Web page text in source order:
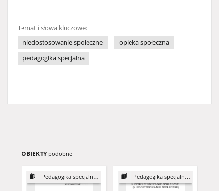
Temat i słowa kluczowe:
niedostosowanie społeczne
opieka społeczna
pedagogika specjalna
OBIEKTY podobne
Pedagogika specjalna dla pracowników społecznych Pedagogika specjalna dla pracowników społecznych